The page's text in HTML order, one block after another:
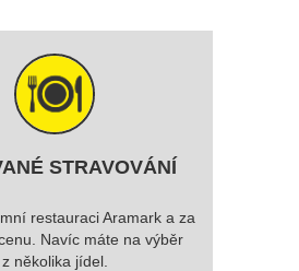
STRAVOVÁNÍ
restauraci Aramark a za
Navíc máte na výběr
z několika jídel.